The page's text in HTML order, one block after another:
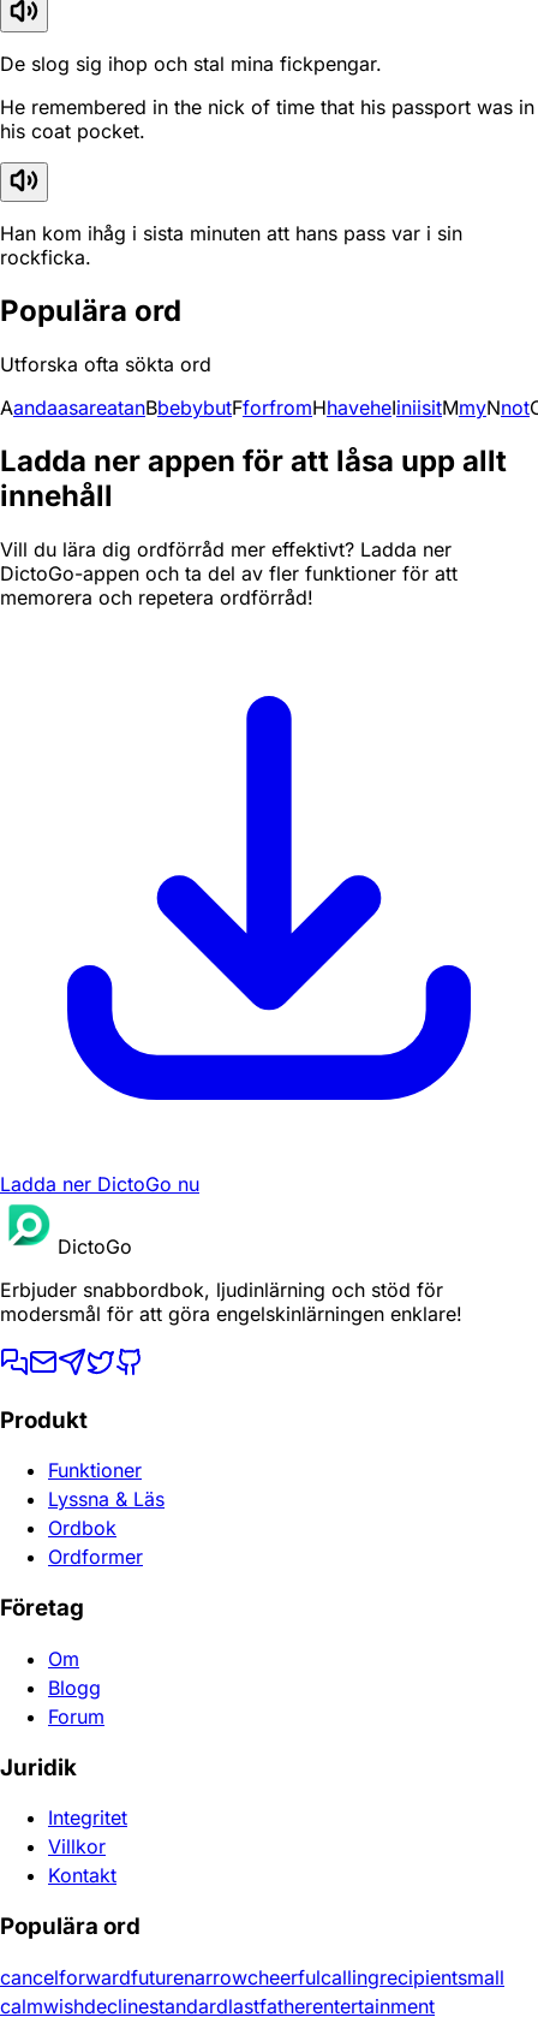
De slog sig ihop och stal mina fickpengar.
He remembered in the nick of time that his passport was in
his coat pocket.
Han kom ihåg i sista minuten att hans pass var i sin
rockficka.
Populära ord
Utforska ofta sökta ord
AandaasareatanBbebybutFforfromHhaveheIiniisitMmyNnot
Ladda ner appen för att låsa upp allt
innehåll
Vill du lära dig ordförråd mer effektivt? Ladda ner
DictoGo-appen och ta del av fler funktioner för att
memorera och repetera ordförråd!
Ladda ner DictoGo nu
DictoGo
Erbjuder snabbordbok, ljudinlärning och stöd för
modersmål för att göra engelskinlärningen enklare!
Produkt
Funktioner
Lyssna & Läs
Ordbok
Ordformer
Företag
Om
Blogg
Forum
Juridik
Integritet
Villkor
Kontakt
Populära ord
cancelforwardfuturenarrowcheerfulcallingrecipientsmall
calmwishdeclinestandardlastfatherentertainment